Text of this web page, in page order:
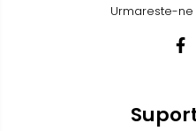
Urmareste-